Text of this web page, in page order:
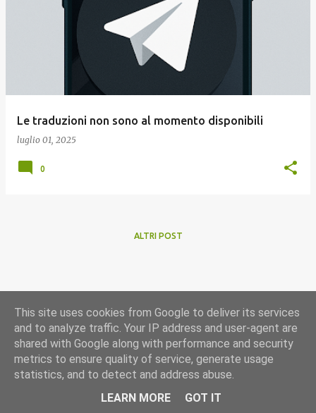
Le traduzioni non sono al momento disponibili
luglio 01, 2025
0
ALTRI POST
Powered by Blogger
This site uses cookies from Google to deliver its services
and to analyze traffic. Your IP address and user-agent are
shared with Google along with performance and security
metrics to ensure quality of service, generate usage
statistics, and to detect and address abuse.
LEARN MORE
GOT IT